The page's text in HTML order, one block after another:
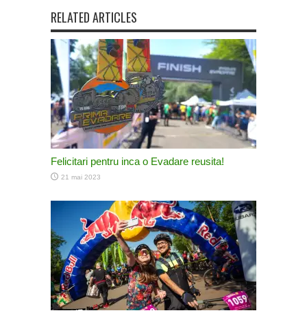
RELATED ARTICLES
Felicitari pentru inca o Evadare reusita!
21 mai 2023